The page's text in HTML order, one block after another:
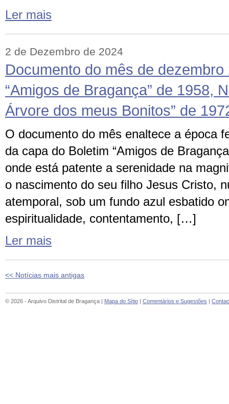
Ler mais
2 de Dezembro de 2024
Documento do mês de dezembro
“Amigos de Bragança” de 1958,
Árvore dos meus Bonitos” de
O documento do mês enaltece a época
da capa do Boletim “Amigos de
onde está patente a serenidade na
o nascimento do seu filho Jesus Cristo,
atemporal, sob um fundo azul esbatido
espiritualidade, contentamento, […]
Ler mais
<< Notícias mais antigas
© 2026 - Arquivo Distrital de Bragança | Mapa do Sítio | Comentários e Sugestões |